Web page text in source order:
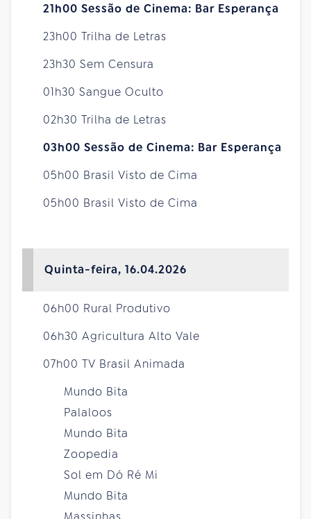
21h00 Sessão de Cinema: Bar Esperança
23h00 Trilha de Letras
23h30 Sem Censura
01h30 Sangue Oculto
02h30 Trilha de Letras
03h00 Sessão de Cinema: Bar Esperança
05h00 Brasil Visto de Cima
05h00 Brasil Visto de Cima
Quinta-feira, 16.04.2026
06h00 Rural Produtivo
06h30 Agricultura Alto Vale
07h00 TV Brasil Animada
Mundo Bita
Palaloos
Mundo Bita
Zoopedia
Sol em Dó Ré Mi
Mundo Bita